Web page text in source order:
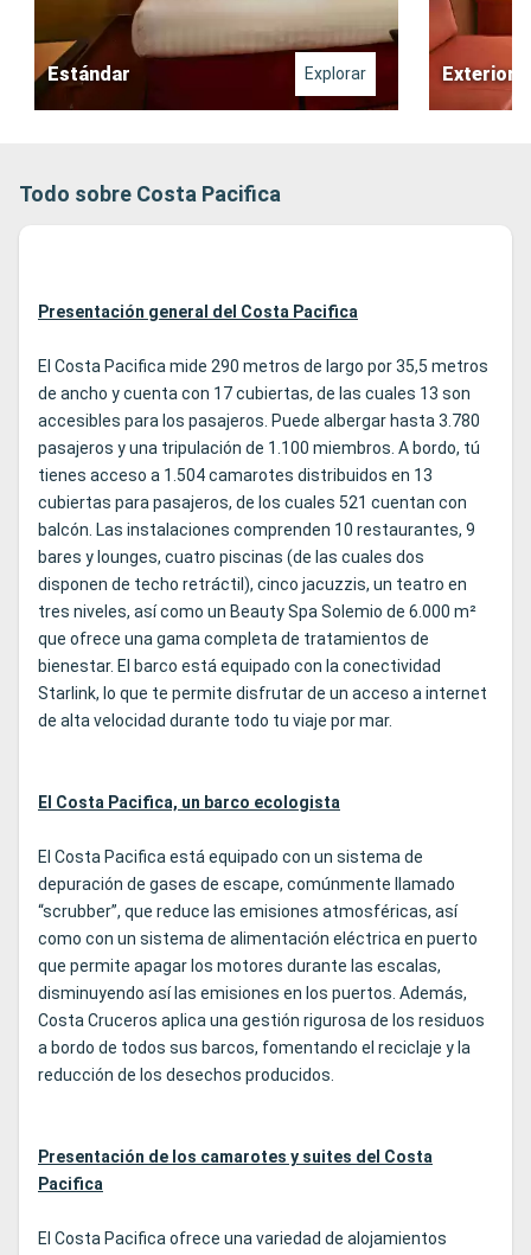
Estándar Explorar Exterior
Todo sobre Costa Pacifica
Presentación general del Costa Pacifica
El Costa Pacifica mide 290 metros de largo por 35,5 metros
de ancho y cuenta con 17 cubiertas, de las cuales 13 son
accesibles para los pasajeros. Puede albergar hasta 3.780
pasajeros y una tripulación de 1.100 miembros. A bordo, tú
tienes acceso a 1.504 camarotes distribuidos en 13
cubiertas para pasajeros, de los cuales 521 cuentan con
balcón. Las instalaciones comprenden 10 restaurantes, 9
bares y lounges, cuatro piscinas (de las cuales dos
disponen de techo retráctil), cinco jacuzzis, un teatro en
tres niveles, así como un Beauty Spa Solemio de 6.000 m²
que ofrece una gama completa de tratamientos de
bienestar. El barco está equipado con la conectividad
Starlink, lo que te permite disfrutar de un acceso a internet
de alta velocidad durante todo tu viaje por mar.
El Costa Pacifica, un barco ecologista
El Costa Pacifica está equipado con un sistema de
depuración de gases de escape, comúnmente llamado
“scrubber”, que reduce las emisiones atmosféricas, así
como con un sistema de alimentación eléctrica en puerto
que permite apagar los motores durante las escalas,
disminuyendo así las emisiones en los puertos. Además,
Costa Cruceros aplica una gestión rigurosa de los residuos
a bordo de todos sus barcos, fomentando el reciclaje y la
reducción de los desechos producidos.
Presentación de los camarotes y suites del Costa
Pacifica
El Costa Pacifica ofrece una variedad de alojamientos